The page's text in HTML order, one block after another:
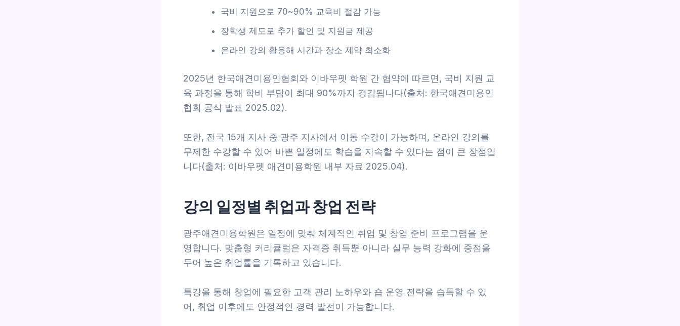
국비 지원으로 70~90% 교육비 절감 가능
장학생 제도로 추가 할인 및 지원금 제공
온라인 강의 활용해 시간과 장소 제약 최소화
2025년 한국애견미용인협회와 이바우펫 학원 간 협약에 따르면, 국비 지원 교
육 과정을 통해 학비 부담이 최대 90%까지 경감됩니다(출처: 한국애견미용인
협회 공식 발표 2025.02).
또한, 전국 15개 지사 중 광주 지사에서 이동 수강이 가능하며, 온라인 강의를
무제한 수강할 수 있어 바쁜 일정에도 학습을 지속할 수 있다는 점이 큰 장점입
니다(출처: 이바우펫 애견미용학원 내부 자료 2025.04).
강의 일정별 취업과 창업 전략
광주애견미용학원은 일정에 맞춰 체계적인 취업 및 창업 준비 프로그램을 운
영합니다. 맞춤형 커리큘럼은 자격증 취득뿐 아니라 실무 능력 강화에 중점을
두어 높은 취업률을 기록하고 있습니다.
특강을 통해 창업에 필요한 고객 관리 노하우와 숍 운영 전략을 습득할 수 있
어, 취업 이후에도 안정적인 경력 발전이 가능합니다.